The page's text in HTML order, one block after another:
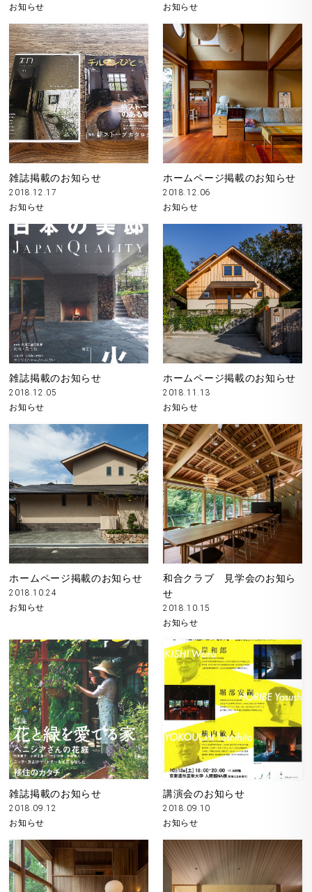
お知らせ
お知らせ
雑誌掲載のお知らせ
2018.12.17
お知らせ
ホームページ掲載のお知らせ
2018.12.06
お知らせ
雑誌掲載のお知らせ
2018.12.05
お知らせ
ホームページ掲載のお知らせ
2018.11.13
お知らせ
ホームページ掲載のお知らせ
2018.10.24
お知らせ
和合クラブ 見学会のお知ら
せ
2018.10.15
お知らせ
雑誌掲載のお知らせ
2018.09.12
お知らせ
講演会のお知らせ
2018.09.10
お知らせ